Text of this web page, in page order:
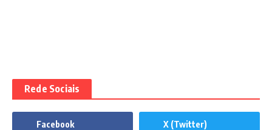
Rede Sociais
Facebook
X (Twitter)